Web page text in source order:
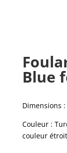
Blue
Dimensions
Couleur :
couleur